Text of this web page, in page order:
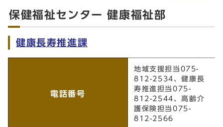
保健福祉センター 健康福祉部
健康長寿推進課
電話番号
地域支援担当075-
812-2534、健康長
寿推進担当075-
812-2544、高齢介
護保険担当075-
812-2566